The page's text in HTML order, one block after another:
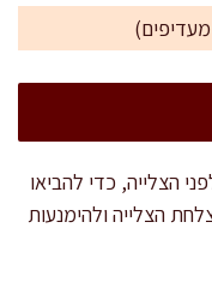
הצלייה, כדי להביאו
הצלייה ולהימנעות